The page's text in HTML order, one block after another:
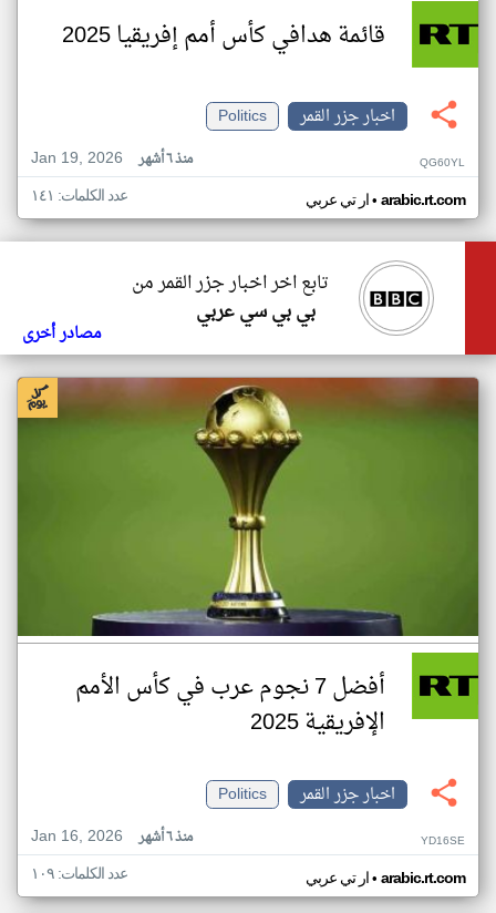
قائمة هدافي كأس أمم إفريقيا 2025
اخبار جزر القمر
Politics
Jan 19, 2026
منذ ٦ أشهر QG60YL
ار تي عربي• arabic.rt.com عدد الكلمات: ١٤١
تابع اخر اخبار جزر القمر من
بي بي سي عربي
مصادر أخرى
أفضل 7 نجوم عرب في كأس الأمم
الإفريقية 2025
اخبار جزر القمر
Politics
Jan 16, 2026
منذ ٦ أشهر YD16SE
ار تي عربي• arabic.rt.com عدد الكلمات: ١٠٩